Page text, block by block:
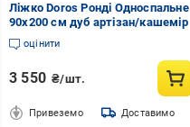
Ліжко Doros Ронді Односпальне
90x200 см дуб артізан/кашемір
оцінити
3 550 ₴/шт.
Привеземо Доставимо